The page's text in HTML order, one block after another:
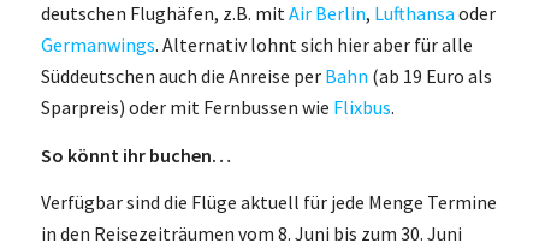
deutschen Flughäfen, z.B. mitAir Berlin, Lufthansa oder
Germanwings. Alternativ lohnt sich hier aber für alle
Süddeutschen auch die Anreise per Bahn (ab 19 Euro als
Sparpreis) oder mit Fernbussen wie Flixbus.
So könnt ihr buchen…
Verfügbar sind die Flüge aktuell für jede Menge Termine
in den Reisezeiträumen vom 8. Juni bis zum 30. Juni